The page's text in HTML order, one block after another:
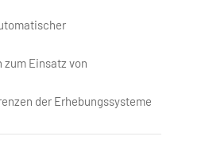
zum Einsatz von
der Erhebungssysteme